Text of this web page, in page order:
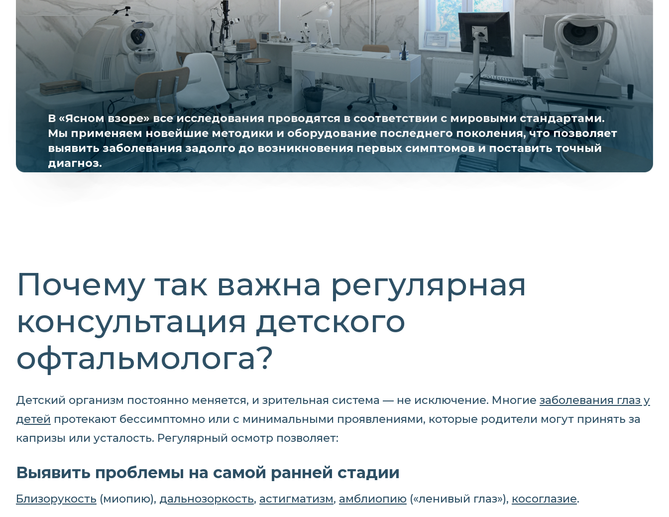
В «Ясном взоре» все исследования проводятся в соответствии с мировыми стандартами.
Мы применяем новейшие методики и оборудование последнего поколения, что позволяет
выявить заболевания задолго до возникновения первых симптомов и поставить точный
диагноз.
Почему так важна регулярная
консультация детского
офтальмолога?
Детский организм постоянно меняется, и зрительная система — не исключение. Многие заболевания глаз у
детей протекают бессимптомно или с минимальными проявлениями, которые родители могут принять за
капризы или усталость. Регулярный осмотр позволяет:
Выявить проблемы на самой ранней стадии
Близорукость (миопию), дальнозоркость, астигматизм, амблиопию («ленивый глаз»), косоглазие.